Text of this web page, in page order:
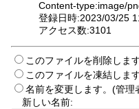
Content-type:image/
登録日時:2023/03/25
アクセス数:3101
このファイルを削除します
このファイルを凍結しま
名前を変更します。(管理
新しい名前: